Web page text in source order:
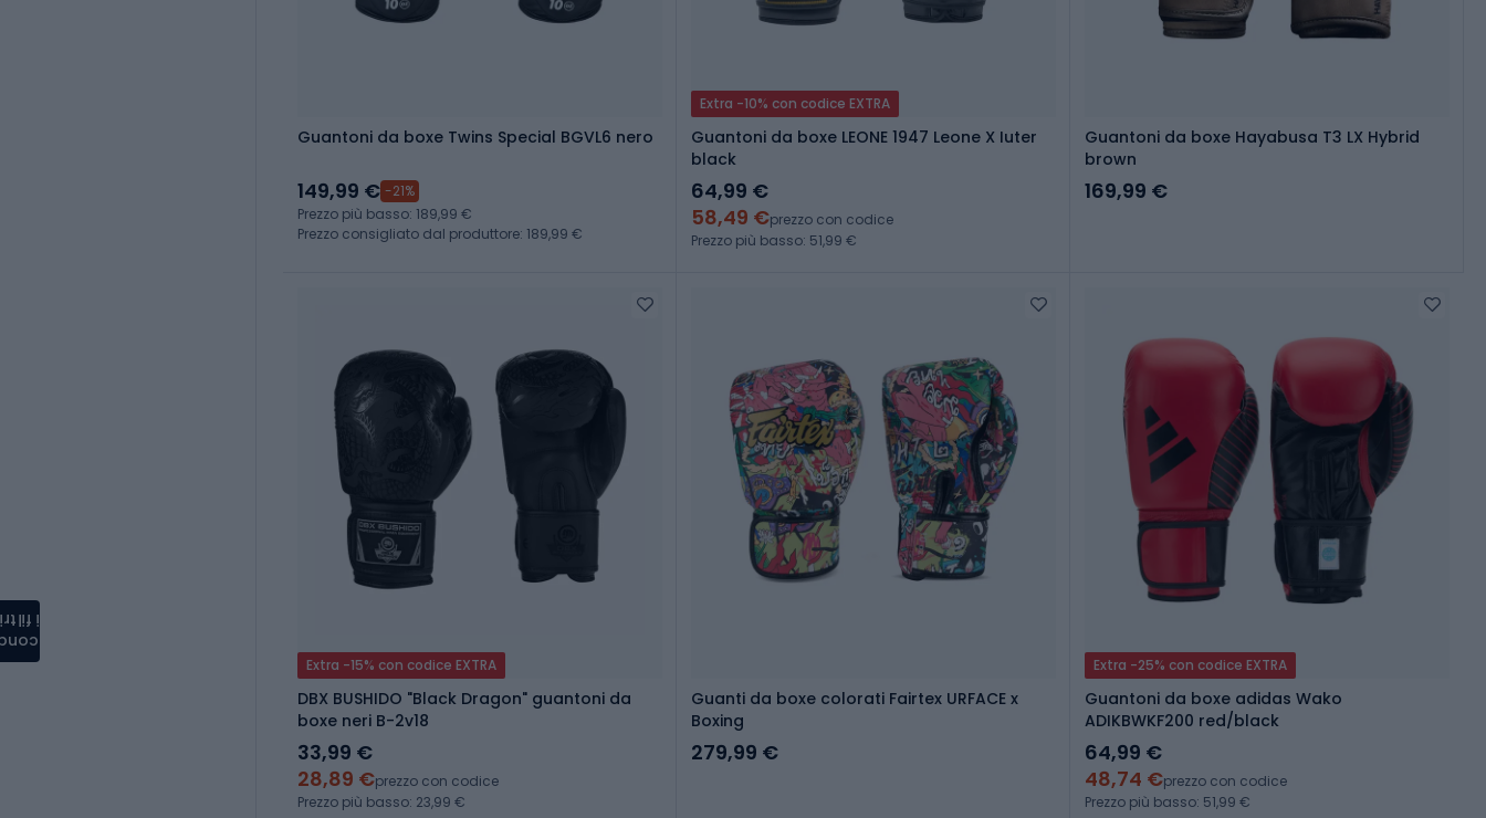
Guantoni da boxe Twins Special BGVL6 nero
149,99 € -21%
Prezzo più basso: 189,99 €
Prezzo consigliato dal produttore: 189,99 €
Extra -10% con codice EXTRA
Guantoni da boxe LEONE 1947 Leone X Iuter
black
64,99 €
58,49 €prezzo con codice
Prezzo più basso: 51,99 €
Guantoni da boxe Hayabusa T3 LX Hybrid
brown
169,99 €
Extra -15% con codice EXTRA
DBX BUSHIDO "Black Dragon" guantoni da
boxe neri B-2v18
33,99 €
28,89 €prezzo con codice
Prezzo più basso: 23,99 €
Guanti da boxe colorati Fairtex URFACE x
Boxing
279,99 €
Extra -25% con codice EXTRA
Guantoni da boxe adidas Wako
ADIKBWKF200 red/black
64,99 €
48,74 €prezzo con codice
Prezzo più basso: 51,99 €
i filtri